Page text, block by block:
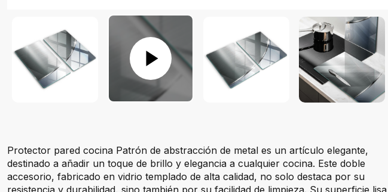
Protector pared cocina Patrón de abstracción de metal es un artículo elegante,
destinado a añadir un toque de brillo y elegancia a cualquier cocina. Este doble
accesorio, fabricado en vidrio templado de alta calidad, no solo destaca por su
resistencia y durabilidad, sino también por su facilidad de limpieza. Su superficie lisa